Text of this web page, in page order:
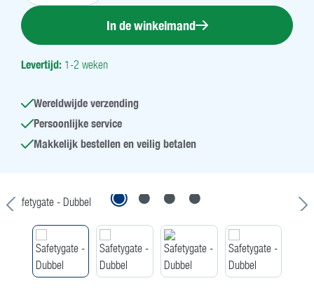
Afbeeldingengalerij overslaan
In de winkelmand
Levertijd: 1-2 weken
Wereldwijde verzending
Persoonlijke service
Makkelijk bestellen en veilig betalen